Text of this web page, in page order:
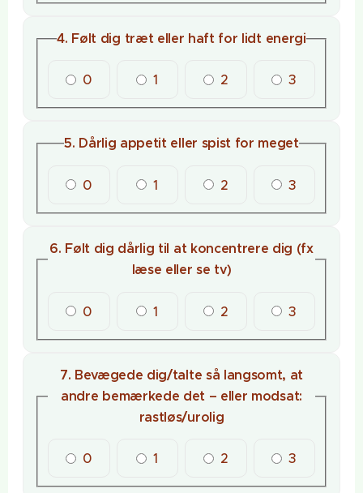
4. Følt dig træt eller haft for lidt energi
0 1 2 3
5. Dårlig appetit eller spist for meget
0 1 2 3
6. Følt dig dårlig til at koncentrere dig (fx
læse eller se tv)
0 1 2 3
7. Bevægede dig/talte så langsomt, at
andre bemærkede det – eller modsat:
rastløs/urolig
0 1 2 3